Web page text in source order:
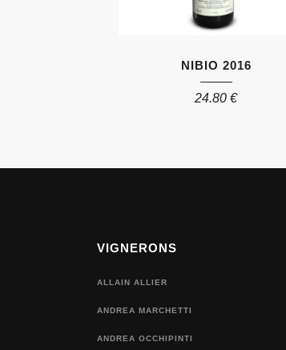
NIBIO 2016
24.80€
VIGNERONS
ALLAIN ALLIER
ANDREA MARCHETTI
ANDREA OCCHIPINTI